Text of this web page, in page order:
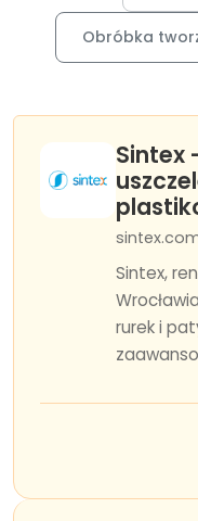
Obróbka
Sintex
Sintex,
rurek i